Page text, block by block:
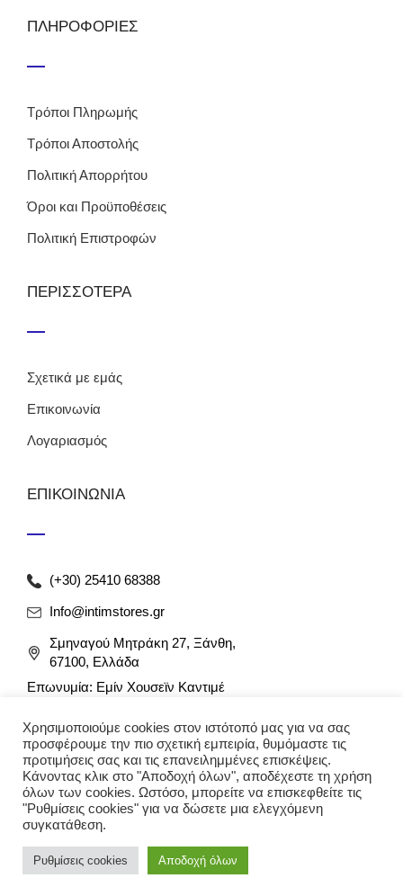
ΠΛΗΡΟΦΟΡΙΕΣ
Τρόποι Πληρωμής
Τρόποι Αποστολής
Πολιτική Απορρήτου
Όροι και Προϋποθέσεις
Πολιτική Επιστροφών
ΠΕΡΙΣΣΟΤΕΡΑ
Σχετικά με εμάς
Επικοινωνία
Λογαριασμός
ΕΠΙΚΟΙΝΩΝΙΑ
(+30) 25410 68388
Info@intimstores.gr
Σμηναγού Μητράκη 27, Ξάνθη,
67100, Ελλάδα
Επωνυμία: Εμίν Χουσεϊν Καντιμέ
Αρ. Γ.Ε.ΜΗ: 012349946000
© 2023 intimstores. Με την επιφύλαξη κάθε νόμιμου
Χρησιμοποιούμε cookies στον ιστότοπό μας για να σας
προσφέρουμε την πιο σχετική εμπειρία, θυμόμαστε τις
προτιμήσεις σας και τις επανειλημμένες επισκέψεις.
Κάνοντας κλικ στο "Αποδοχή όλων", αποδέχεστε τη χρήση
όλων των cookies. Ωστόσο, μπορείτε να επισκεφθείτε τις
"Ρυθμίσεις cookies" για να δώσετε μια ελεγχόμενη
συγκατάθεση.
Ρυθμίσεις cookies Αποδοχή όλων